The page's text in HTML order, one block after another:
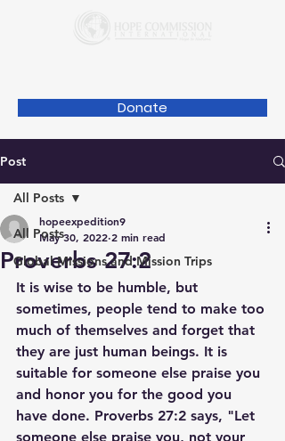
Donate
Post
All Posts
Global Missions and Mission Trips
All Posts
Proverbs 27:2
hopeexpedition9
May 30, 2022 2 min read
It is wise to be humble, but
sometimes, people tend to make too
much of themselves and forget that
they are just human beings. It is
suitable for someone else praise you
and honor you for the good you
have done. Proverbs 27:2 says, "Let
someone else praise you, not your